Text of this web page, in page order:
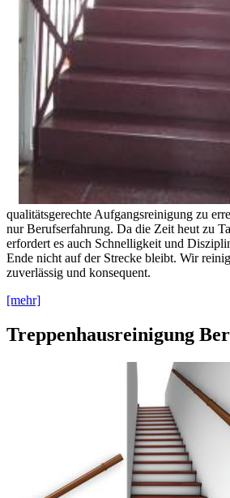
qualitätsgerechte Aufgangsreinigung zu
nur Berufserfahrung. Da die Zeit heut zu
erfordert es auch Schnelligkeit und
Ende nicht auf der Strecke bleibt. Wir
zuverlässig und konsequent.
[mehr]
Treppenhausreinigung